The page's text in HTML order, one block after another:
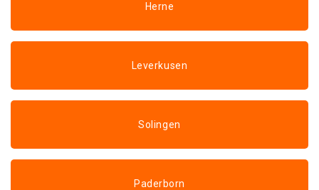
Herne
Leverkusen
Solingen
Paderborn